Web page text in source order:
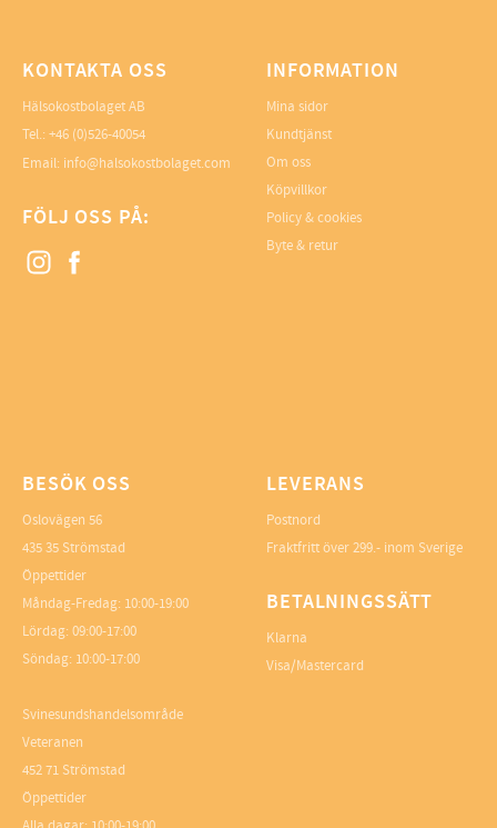
KONTAKTA OSS
Hälsokostbolaget AB
Tel.: +46 (0)526-40054
Email: info@halsokostbolaget.com
FÖLJ OSS PÅ:
INFORMATION
Mina sidor
Kundtjänst
Om oss
Köpvillkor
Policy & cookies
Byte & retur
BESÖK OSS
Oslovägen 56
435 35 Strömstad
Öppettider
Måndag-Fredag: 10:00-19:00
Lördag: 09:00-17:00
Söndag: 10:00-17:00
Svinesundshandelsområde
Veteranen
452 71 Strömstad
Öppettider
LEVERANS
Postnord
Fraktfritt över 299.- inom Sverige
BETALNINGSSÄTT
Klarna
Visa/Mastercard